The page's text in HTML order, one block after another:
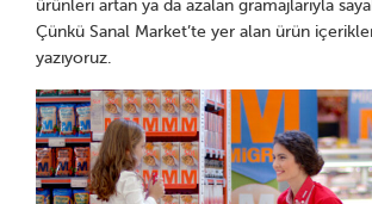
ürünleri artan ya da azalan gramajlarıyla
Çünkü Sanal Market’te yer alan ürün
yazıyoruz.